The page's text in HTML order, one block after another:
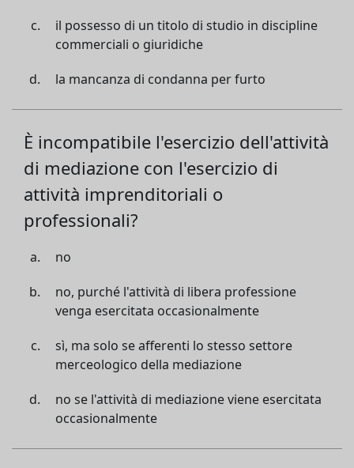
il possesso di un titolo di studio in discipline
commerciali o giuridiche
la mancanza di condanna per furto
È incompatibile l'esercizio dell'attività
di mediazione con l'esercizio di
attività imprenditoriali o
professionali?
no
no, purché l'attività di libera professione
venga esercitata occasionalmente
sì, ma solo se afferenti lo stesso settore
merceologico della mediazione
no se l'attività di mediazione viene esercitata
occasionalmente